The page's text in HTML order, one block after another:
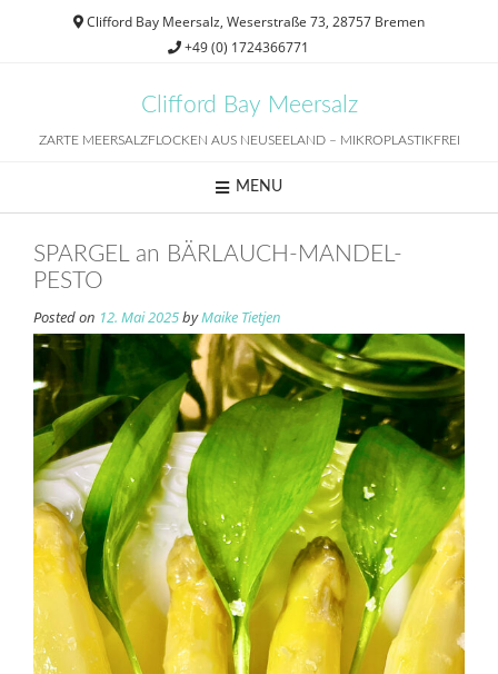
Clifford Bay Meersalz, Weserstraße 73, 28757 Bremen
+49 (0) 1724366771
Clifford Bay Meersalz
ZARTE MEERSALZFLOCKEN AUS NEUSEELAND – MIKROPLASTIKFREI
MENU
SPARGEL an BÄRLAUCH-MANDEL-
PESTO
Posted on 12. Mai 2025byMaike Tietjen